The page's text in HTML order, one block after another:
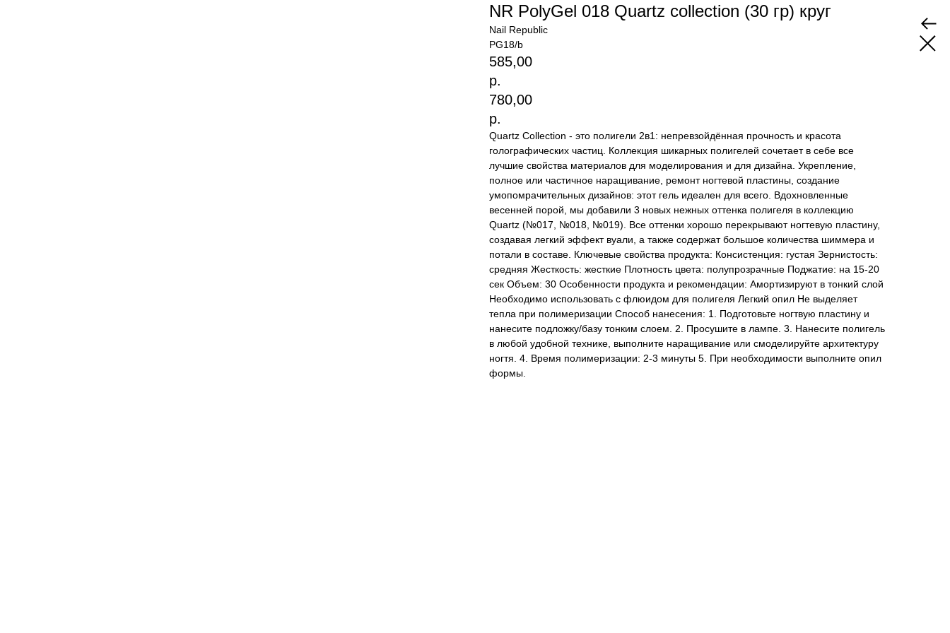
NR PolyGel 018 Quartz collection (30 гр) круг
Nail Republic
PG18/b
585,00
р.
780,00
р.
Quartz Collection - это полигели 2в1: непревзойдённая прочность и красота
голографических частиц. Коллекция шикарных полигелей сочетает в себе все
лучшие свойства материалов для моделирования и для дизайна. Укрепление,
полное или частичное наращивание, ремонт ногтевой пластины, создание
умопомрачительных дизайнов: этот гель идеален для всего. Вдохновленные
весенней порой, мы добавили 3 новых нежных оттенка полигеля в коллекцию
Quartz (№017, №018, №019). Все оттенки хорошо перекрывают ногтевую пластину,
создавая легкий эффект вуали, а также содержат большое количества шиммера и
потали в составе. Ключевые свойства продукта: Консистенция: густая Зернистость:
средняя Жесткость: жесткие Плотность цвета: полупрозрачные Поджатие: на 15-20
сек Объем: 30 Особенности продукта и рекомендации: Амортизируют в тонкий слой
Необходимо использовать с флюидом для полигеля Легкий опил Не выделяет
тепла при полимеризации Способ нанесения: 1. Подготовьте ногтвую пластину и
нанесите подложку/базу тонким слоем. 2. Просушите в лампе. 3. Нанесите полигель
в любой удобной технике, выполните наращивание или смоделируйте архитектуру
ногтя. 4. Время полимеризации: 2-3 минуты 5. При необходимости выполните опил
формы.